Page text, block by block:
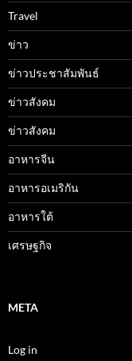
Travel
ข่าว
ข่าวประชาสัมพันธ์
ข่าวสังคม
ข่าวสังคม
อาหารจีน
อาหารอเมริกัน
อาหารใต้
เศรษฐกิจ
META
Log in